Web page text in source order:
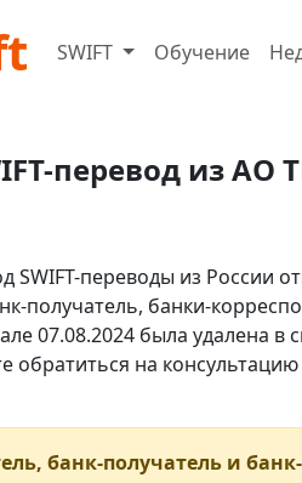
SWIFT Обучение
перевод из АО
SWIFT-переводы из России
получатель, банки-
07.08.2024 была удалена
обратиться на
банк-получатель и